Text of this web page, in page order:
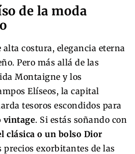
de la moda
costura, elegancia eterna
Pero más allá de las
Montaigne y los
Elíseos, la capital
tesoros escondidos para
vintage. Si estás soñando con
clásica o un bolso Dior
precios exorbitantes de las